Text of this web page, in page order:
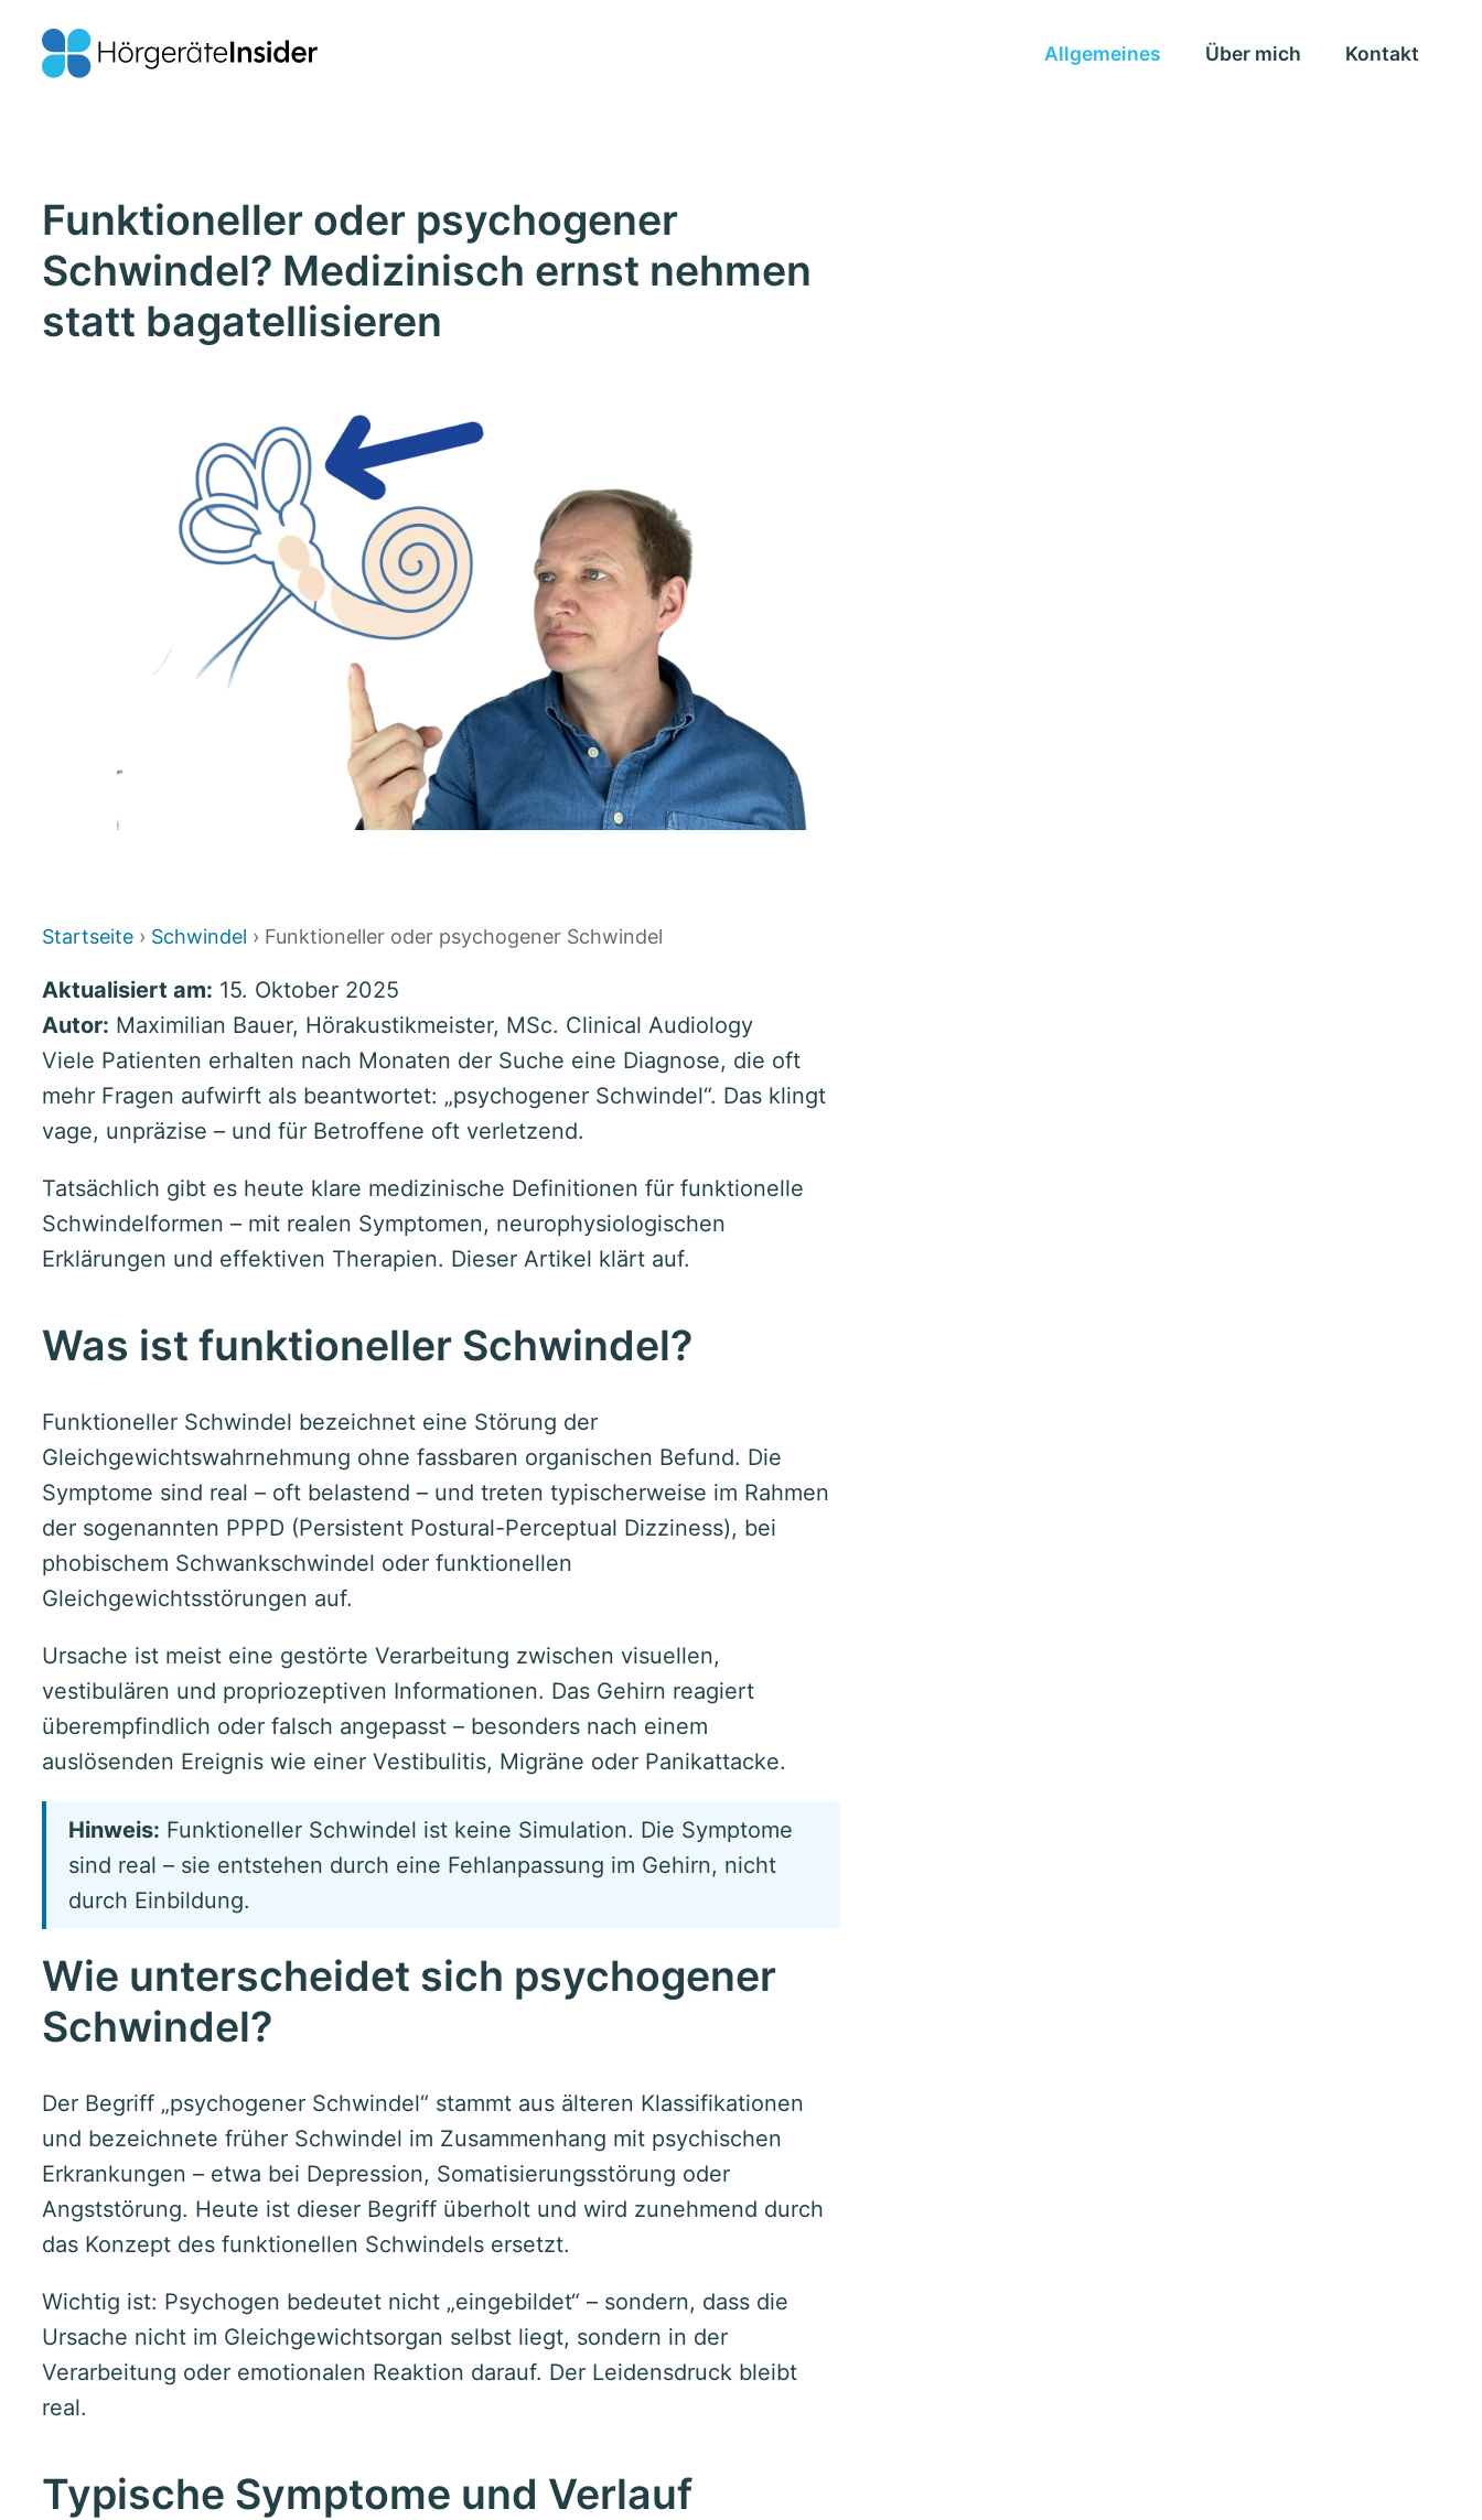
Allgemeines Über mich Kontakt
Funktioneller oder psychogener
Schwindel? Medizinisch ernst nehmen
statt bagatellisieren
Startseite› Schwindel › Funktioneller oder psychogener Schwindel
Aktualisiert am: 15. Oktober 2025
Autor: Maximilian Bauer, Hörakustikmeister, MSc. Clinical Audiology
Viele Patienten erhalten nach Monaten der Suche eine Diagnose, die oft
mehr Fragen aufwirft als beantwortet: „psychogener Schwindel“. Das klingt
vage, unpräzise – und für Betroffene oft verletzend.
Tatsächlich gibt es heute klare medizinische Definitionen für funktionelle
Schwindelformen – mit realen Symptomen, neurophysiologischen
Erklärungen und effektiven Therapien. Dieser Artikel klärt auf.
Was ist funktioneller Schwindel?
Funktioneller Schwindel bezeichnet eine Störung der
Gleichgewichtswahrnehmung ohne fassbaren organischen Befund. Die
Symptome sind real – oft belastend – und treten typischerweise im Rahmen
der sogenannten PPPD (Persistent Postural-Perceptual Dizziness), bei
phobischem Schwankschwindel oder funktionellen
Gleichgewichtsstörungen auf.
Ursache ist meist eine gestörte Verarbeitung zwischen visuellen,
vestibulären und propriozeptiven Informationen. Das Gehirn reagiert
überempfindlich oder falsch angepasst – besonders nach einem
auslösenden Ereignis wie einer Vestibulitis, Migräne oder Panikattacke.
Hinweis: Funktioneller Schwindel ist keine Simulation. Die Symptome
sind real – sie entstehen durch eine Fehlanpassung im Gehirn, nicht
durch Einbildung.
Wie unterscheidet sich psychogener
Schwindel?
Der Begriff „psychogener Schwindel“ stammt aus älteren Klassifikationen
und bezeichnete früher Schwindel im Zusammenhang mit psychischen
Erkrankungen – etwa bei Depression, Somatisierungsstörung oder
Angststörung. Heute ist dieser Begriff überholt und wird zunehmend durch
das Konzept des funktionellen Schwindels ersetzt.
Wichtig ist: Psychogen bedeutet nicht „eingebildet“ – sondern, dass die
Ursache nicht im Gleichgewichtsorgan selbst liegt, sondern in der
Verarbeitung oder emotionalen Reaktion darauf. Der Leidensdruck bleibt
real.
Typische Symptome und Verlauf